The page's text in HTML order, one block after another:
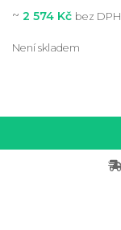
~ 2 574 Kč bez DPH
Není skladem